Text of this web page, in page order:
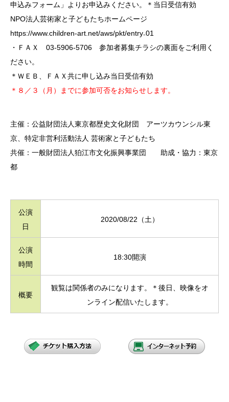
申込みフォーム」よりお申込みください。＊当日受信有効
NPO法人芸術家と子どもたちホームページ
https://www.children-art.net/aws/pkt/entry₋01
・ＦＡＸ 03‐5906‐5706 参加者募集チラシの裏面をご利用く
ださい。
＊ＷＥＢ、ＦＡＸ共に申し込み当日受信有効
＊８／３（月）までに参加可否をお知らせします。
主催：公益財団法人東京都歴史文化財団 アーツカウンシル東
京、特定非営利活動法人 芸術家と子どもたち
共催：一般財団法人狛江市文化振興事業団 助成・協力：東京
都
公演
日
2020/08/22（土）
公演
時間
18:30開演
概要
観覧は関係者のみになります。＊後日、映像をオ
ンライン配信いたします。